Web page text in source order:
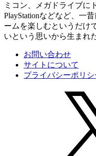
ミコン、メガドライブに
PlayStationなどなど、一
ームを楽しむというだけ
いという思いから生まれ
お問い合わせ
サイトについて
プライバシーポリシ